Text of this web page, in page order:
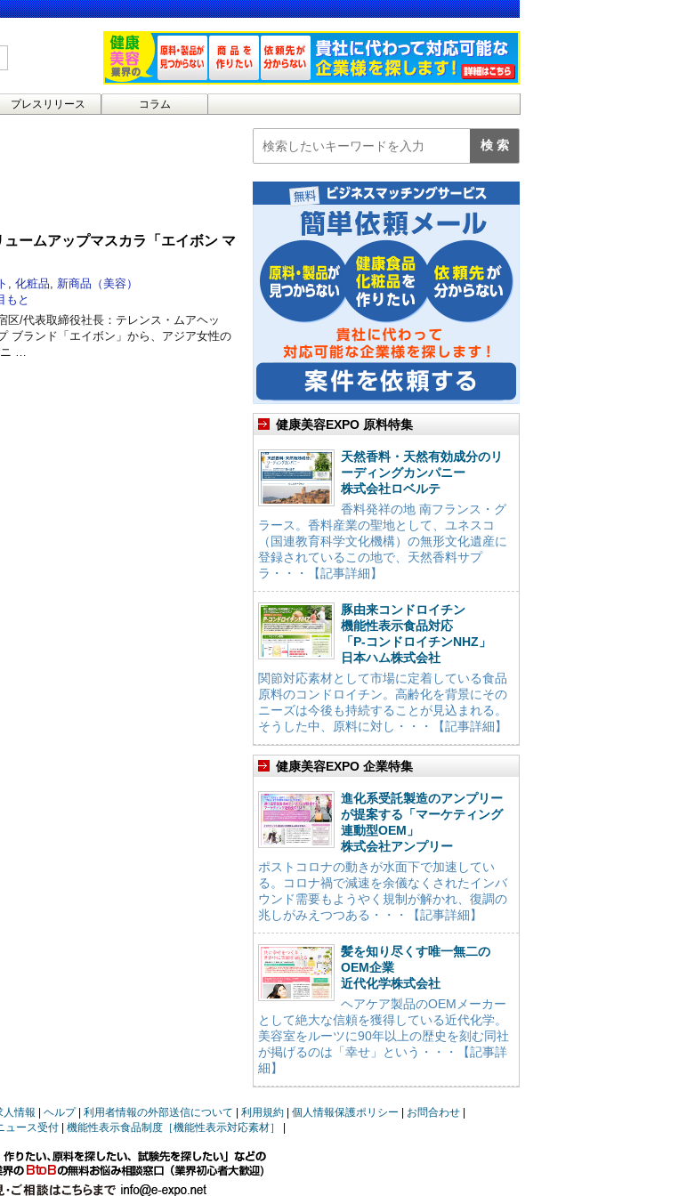
プレスリリース コラム
ームアップマスカラ「エイボン マ
化粧品
新商品（美容）
もと
区/代表取締役社長：テレンス・ムアヘッ
ブランド「エイボン」から、アジア女性の
…
健康美容EXPO 原料特集
天然香料・天然有効成分のリ
ーディングカンパニー
株式会社ロベルテ
香料発祥の地 南フランス・グ
ラース。香料産業の聖地として、ユネスコ
（国連教育科学文化機構）の無形文化遺産に
登録されているこの地で、天然香料サプ
ラ・・・【記事詳細】
豚由来コンドロイチン
機能性表示食品対応
「P-コンドロイチンNHZ」
日本ハム株式会社
関節対応素材として市場に定着している食品
原料のコンドロイチン。高齢化を背景にその
ニーズは今後も持続することが見込まれる。
そうした中、原料に対し・・・【記事詳細】
健康美容EXPO 企業特集
進化系受託製造のアンプリー
が提案する「マーケティング
連動型OEM」
株式会社アンプリー
ポストコロナの動きが水面下で加速してい
る。コロナ禍で減速を余儀なくされたインバ
ウンド需要もようやく規制が解かれ、復調の
兆しがみえつつある・・・【記事詳細】
髪を知り尽くす唯一無二の
OEM企業
近代化学株式会社
ヘアケア製品のOEMメーカー
として絶大な信頼を獲得している近代化学。
美容室をルーツに90年以上の歴史を刻む同社
が掲げるのは「幸せ」という・・・【記事詳
細】
人情報 ヘルプ 利用者情報の外部送信について 利用規約 個人情報保護ポリシー
お問合わせ
ュース受付
機能性表示食品制度［機能性表示対応素材］